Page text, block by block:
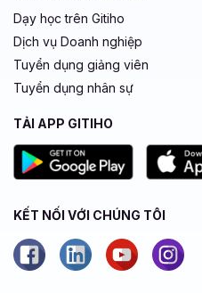
Dạy học trên Gitiho
Dịch vụ Doanh nghiệp
Tuyển dụng giảng viên
Tuyển dụng nhân sự
TẢI APP GITIHO
KẾT NỐI VỚI CHÚNG TÔI